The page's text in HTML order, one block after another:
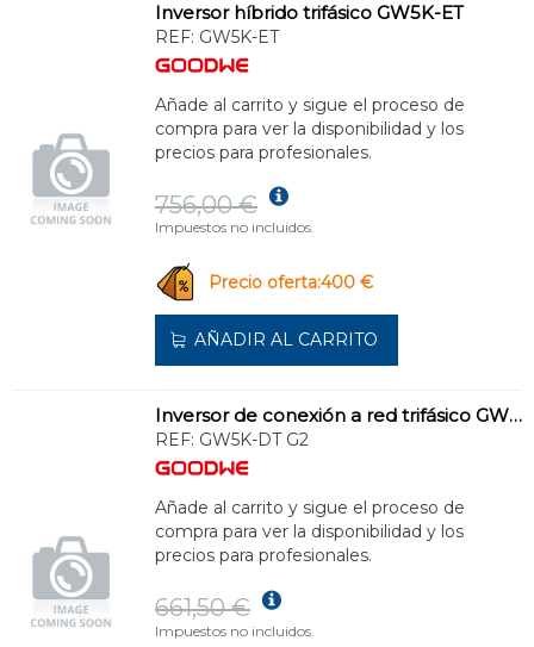
Inversor híbrido trifásico GW5K-ET
REF: GW5K-ET
Añade al carrito y sigue el proceso de
compra para ver la disponibilidad y los
precios para profesionales.
756,00 €
Impuestos no incluidos.
Precio oferta:400 €
AÑADIR AL CARRITO
Inversor de conexión a red trifásico GW5K-DT G2
REF: GW5K-DT G2
Añade al carrito y sigue el proceso de
compra para ver la disponibilidad y los
precios para profesionales.
661,50 €
Impuestos no incluidos.